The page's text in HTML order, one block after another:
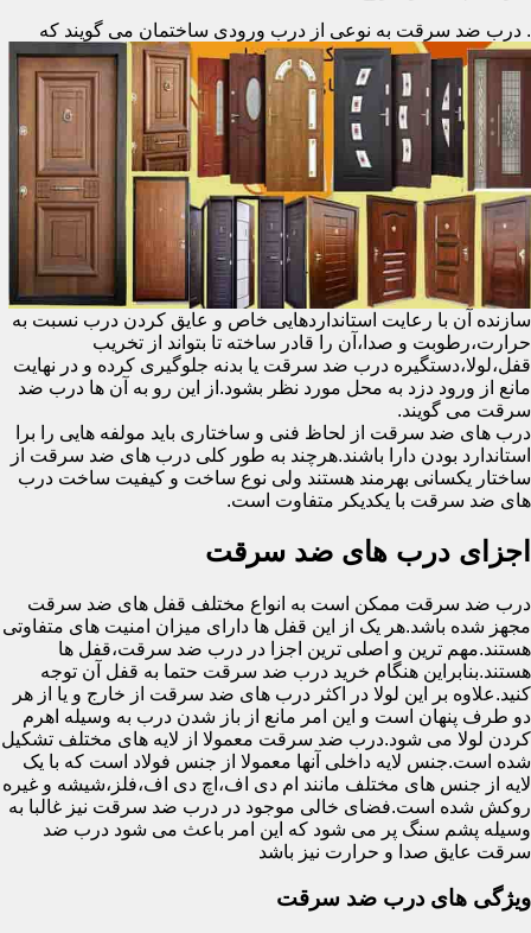
. درب ضد سرقت به نوعی از درب ورودی ساختمان می گویند که
سازنده آن با رعایت استانداردهایی خاص و عایق کردن درب نسبت به
حرارت،رطوبت و صدا،آن را قادر ساخته تا بتواند از تخریب
قفل،لولا،دستگیره درب ضد سرقت یا بدنه جلوگیری کرده و در نهایت
مانع از ورود دزد به محل مورد نظر بشود.از این رو به آن ها درب ضد
سرقت می گویند.
درب های ضد سرقت از لحاظ فنی و ساختاری باید مولفه هایی را برا
استاندارد بودن دارا باشند.هرچند به طور کلی درب های ضد سرقت از
ساختار یکسانی بهرمند هستند ولی نوع ساخت و کیفیت ساخت درب
های ضد سرقت با یکدیکر متفاوت است.
اجزای درب های ضد سرقت
درب ضد سرقت ممکن است به انواع مختلف قفل های ضد سرقت
مجهز شده باشد.هر یک از این قفل ها دارای میزان امنیت های متفاوتی
هستند.مهم ترین و اصلی ترین اجزا در درب ضد سرقت،قفل ها
هستند.بنابراین هنگام خرید درب ضد سرقت حتما به قفل آن توجه
کنید.علاوه بر این لولا در اکثر درب های ضد سرقت از خارج و یا از هر
دو طرف پنهان است و این امر مانع از باز شدن درب به وسیله اهرم
کردن لولا می شود.درب ضد سرقت معمولا از لایه های مختلف تشکیل
شده است.جنس لایه داخلی آنها معمولا از جنس فولاد است که با یک
لایه از جنس های مختلف مانند ام دی اف،اچ دی اف،فلز،شیشه و غیره
روکش شده است.فضای خالی موجود در درب ضد سرقت نیز غالبا به
وسیله پشم سنگ پر می شود که این امر باعث می شود درب ضد
سرقت عایق صدا و حرارت نیز باشد
ویژگی های درب ضد سرقت